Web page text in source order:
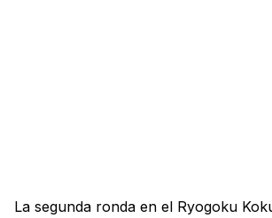
La segunda ronda en el Ryogoku